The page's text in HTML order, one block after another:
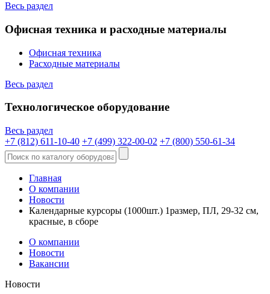
Весь раздел
Офисная техника и расходные материалы
Офисная техника
Расходные материалы
Весь раздел
Технологическое оборудование
Весь раздел
+7 (812) 611-10-40 +7 (499) 322-00-02 +7 (800) 550-61-34
Главная
О компании
Новости
Календарные курсоры (1000шт.) 1размер, ПЛ, 29-32 см,
красные, в сборе
О компании
Новости
Вакансии
Новости